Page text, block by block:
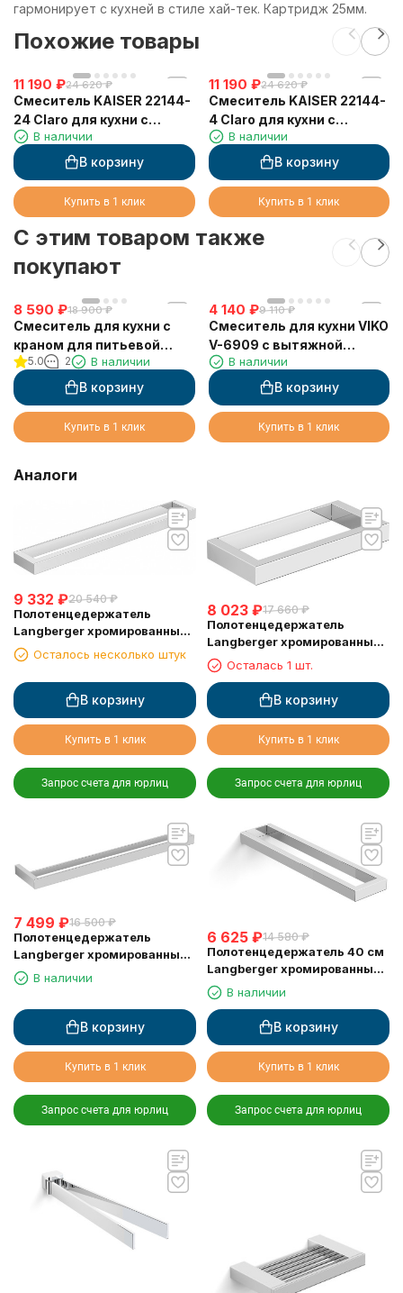
гармонирует с кухней в стиле хай-тек. Картридж 25мм.
Похожие товары
11 190 ₽24 620 ₽
Смеситель KAISER 22144-
24 Claro для кухни с
вытяжной лейкой
В наличии
В корзину
Купить в 1 клик
11 190 ₽24 620 ₽
Смеситель KAISER 22144-
4 Claro для кухни с
вытяжной лейкой
В наличии
В корзину
Купить в 1 клик
C этим товаром также
покупают
8 590 ₽18 900 ₽
Смеситель для кухни с
краном для питьевой
воды VIKO V-5044
5.0 2 В наличии
В корзину
Купить в 1 клик
4 140 ₽9 110 ₽
Смеситель для кухни VIKO
V-6909 с вытяжной
лейкой (лейка SM-032, V-
0030)
В наличии
В корзину
Купить в 1 клик
Аналоги
9 332 ₽20 540 ₽
Полотенцедержатель
Langberger хромированный
к стене одинарный 45 см
30001D
Осталось несколько штук
В корзину
Купить в 1 клик
Запрос счета для юрлиц
8 023 ₽17 660 ₽
Полотенцедержатель
Langberger хромированный
к стене одинарный 22 см
30038A
Осталась 1 шт.
В корзину
Купить в 1 клик
Запрос счета для юрлиц
7 499 ₽16 500 ₽
Полотенцедержатель
Langberger хромированный
к стене двойной 60 см
36002A
В наличии
В корзину
Купить в 1 клик
Запрос счета для юрлиц
6 625 ₽14 580 ₽
Полотенцедержатель 40 см
Langberger хромированный
к стене двойной 30008A
В наличии
В корзину
Купить в 1 клик
Запрос счета для юрлиц